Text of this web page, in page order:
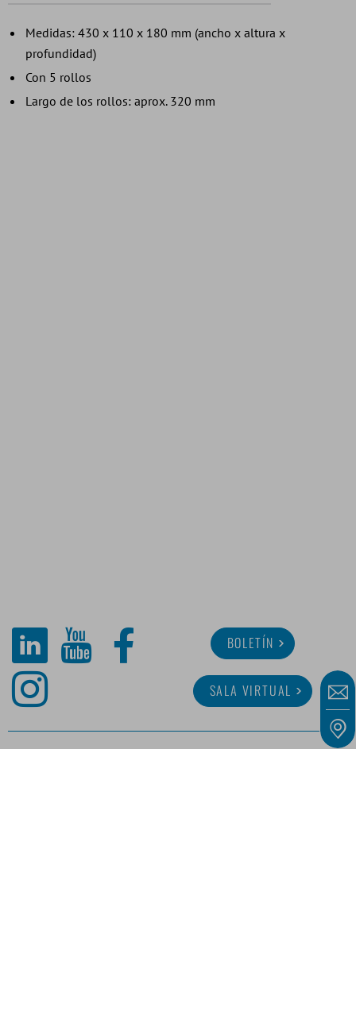
Medidas: 430 x 110 x 180 mm (ancho x altura x
profundidad)
Con 5 rollos
Largo de los rollos: aprox. 320 mm
BOLETÍN
SALA VIRTUAL